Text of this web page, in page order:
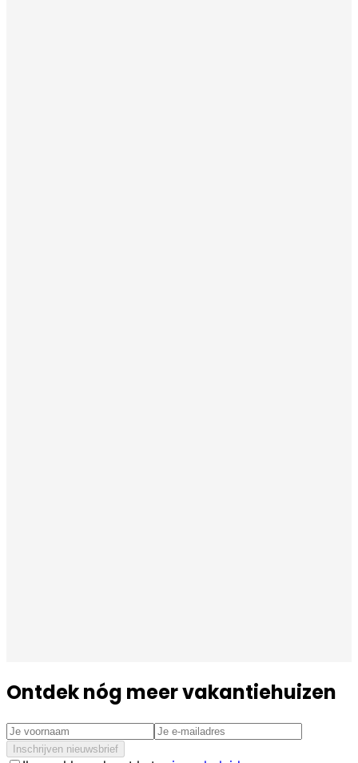
Ontdek nóg meer vakantiehuizen
Inschrijven nieuwsbrief